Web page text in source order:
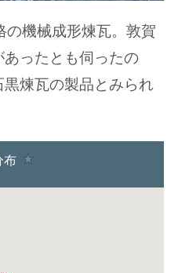
の機械成形煉瓦。敦賀
ったとも伺ったの
煉瓦の製品とみられ